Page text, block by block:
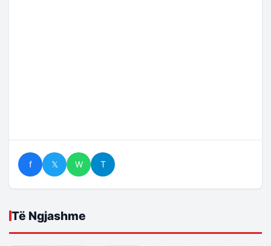
f 𝕏 W T
Të Ngjashme